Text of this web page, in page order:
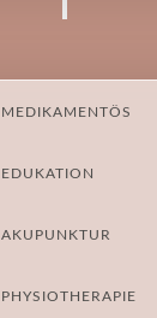
MEDIKAMENTÖS
EDUKATION
AKUPUNKTUR
PHYSIOTHERAPIE